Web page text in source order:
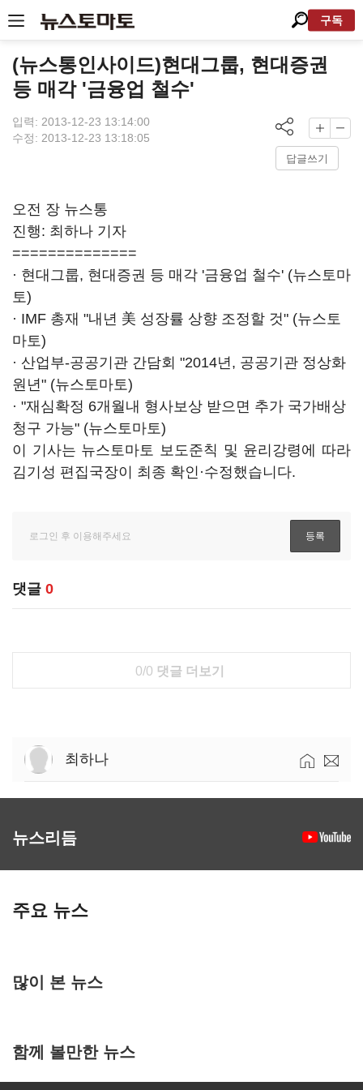
구독
(뉴스통인사이드)현대그룹, 현대증권
등 매각 '금융업 철수'
입력: 2013-12-23 13:14:00
수정: 2013-12-23 13:18:05
답글쓰기
오전 장 뉴스통
진행: 최하나 기자
==============
· 현대그룹, 현대증권 등 매각 '금융업 철수' (뉴스토마
토)
· IMF 총재 "내년 美 성장률 상향 조정할 것" (뉴스토
마토)
· 산업부-공공기관 간담회 "2014년, 공공기관 정상화
원년" (뉴스토마토)
· "재심확정 6개월내 형사보상 받으면 추가 국가배상
청구 가능" (뉴스토마토)
이 기사는 뉴스토마토 보도준칙 및 윤리강령에 따라
김기성 편집국장이 최종 확인·수정했습니다.
댓글 0
0/0 댓글 더보기
최하나
뉴스리듬
주요 뉴스
많이 본 뉴스
함께 볼만한 뉴스